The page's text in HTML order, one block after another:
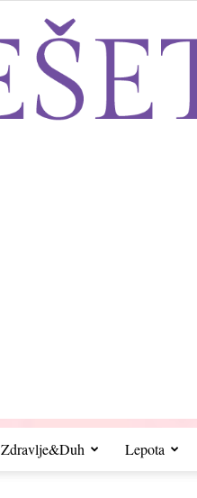
Zdravlje&Duh Lepota